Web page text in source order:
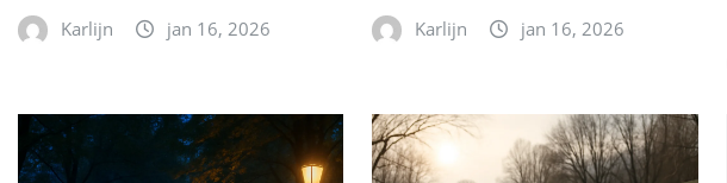
Karlijn jan 16, 2026 Karlijn jan 16, 2026